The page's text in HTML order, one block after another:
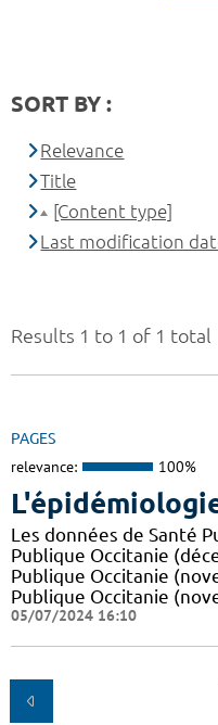
Results 1 to 1 of 1 total
PAGES
relevance: 100%
Les données de Santé
Publique Occitanie
Publique Occitanie
Publique Occitanie
05/07/2024 16:10
SORT BY :
Relevance
Title
[Content type]
Last modification